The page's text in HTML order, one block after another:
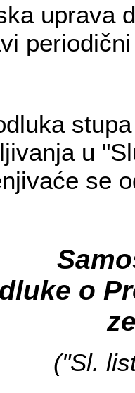
uprava
u
se
o
("Sl.